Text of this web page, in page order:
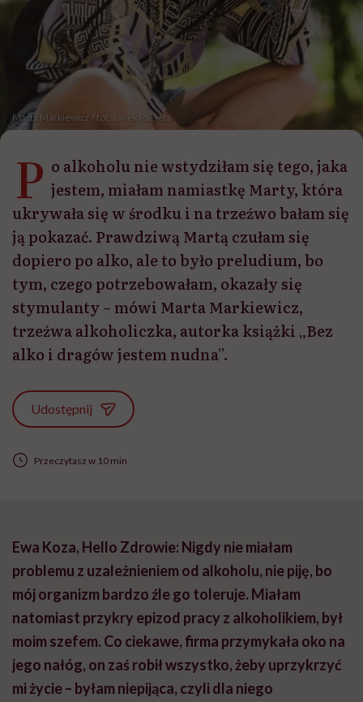
Marta Markiewicz / fot. Janek Pakieła
P o alkoholu nie wstydziłam się tego, jaka
jestem, miałam namiastkę Marty, która
ukrywała się w środku i na trzeźwo bałam się
ją pokazać. Prawdziwą Martą czułam się
dopiero po alko, ale to było preludium, bo
tym, czego potrzebowałam, okazały się
stymulanty – mówi Marta Markiewicz,
trzeźwa alkoholiczka, autorka książki „Bez
alko i dragów jestem nudna”.
Udostępnij
Przeczytasz w 10 min
Ewa Koza, Hello Zdrowie: Nigdy nie miałam
problemu z uzależnieniem od alkoholu, nie piję, bo
mój organizm bardzo źle go toleruje. Miałam
natomiast przykry epizod pracy z alkoholikiem, był
moim szefem. Co ciekawe, firma przymykała oko na
jego nałóg, on zaś robił wszystko, żeby uprzykrzyć
mi życie – byłam niepijąca, czyli dla niego